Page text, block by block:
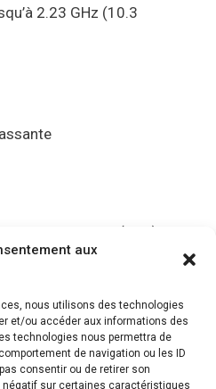
aux
nous utilisons des technologies
et/ou accéder aux informations des
technologies nous permettra de
de navigation ou les ID
consentir ou de retirer son
sur certaines caractéristiques
2.23 GHz (10.3
en lecture (Brut)
100Go/disque
4K 120Hz et